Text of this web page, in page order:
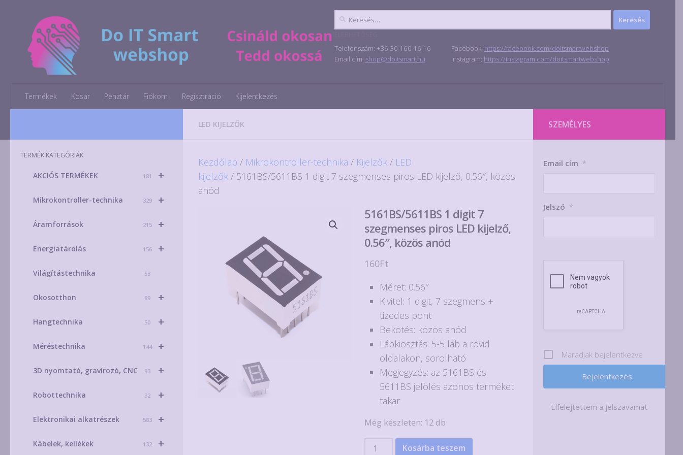
Skip to content Keresés:
Telefonszám: +36 30 160 16 16 Facebook: https://facebook.com/doitsmartwebshop
Email cím: shop@doitsmart.hu Instagram: https://instagram.com/doitsmartwebshop
Termékek Kosár Pénztár Fiókom Regisztráció Kijelentkezés
LED KIJELZŐK
Kezdőlap / Mikrokontroller-technika / Kijelzők / LED
kijelzők / 5161BS/5611BS 1 digit 7 szegmenses piros LED kijelző, 0.56″, közös
anód
5161BS/5611BS 1 digit 7
szegmenses piros LED kijelző,
0.56″, közös anód
160Ft
Méret: 0.56″
Kivitel: 1 digit, 7 szegmens +
tizedes pont
Bekötés: közös anód
Lábkiosztás: 5-5 láb a rövid
oldalakon, sorolható
Megjegyzés: az 5161BS és
5611BS jelölés azonos terméket
takar
Még készleten: 12 db
5161BS/5611BSKosárba teszem
TERMÉK KATEGÓRIÁK
+
AKCIÓS TERMÉKEK 181
+
Mikrokontroller-technika 329
+
Áramforrások 215
+
Energiatárolás 156
Világítástechnika 53
+
Okosotthon 89
+
Hangtechnika 50
+
Méréstechnika 144
+
3D nyomtató, gravírozó, CNC 93
+
Robottechnika 32
+
Elektronikai alkatrészek 583
+
Kábelek, kellékek 132
SZEMÉLYES
Email cím *
Jelszó *
Maradjak bejelentkezve
Elfelejtettem a jelszavamat